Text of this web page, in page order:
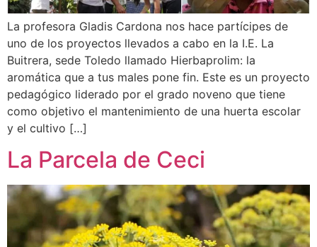
La profesora Gladis Cardona nos hace partícipes de
uno de los proyectos llevados a cabo en la I.E. La
Buitrera, sede Toledo llamado Hierbaprolim: la
aromática que a tus males pone fin. Este es un proyecto
pedagógico liderado por el grado noveno que tiene
como objetivo el mantenimiento de una huerta escolar
y el cultivo […]
La Parcela de Ceci